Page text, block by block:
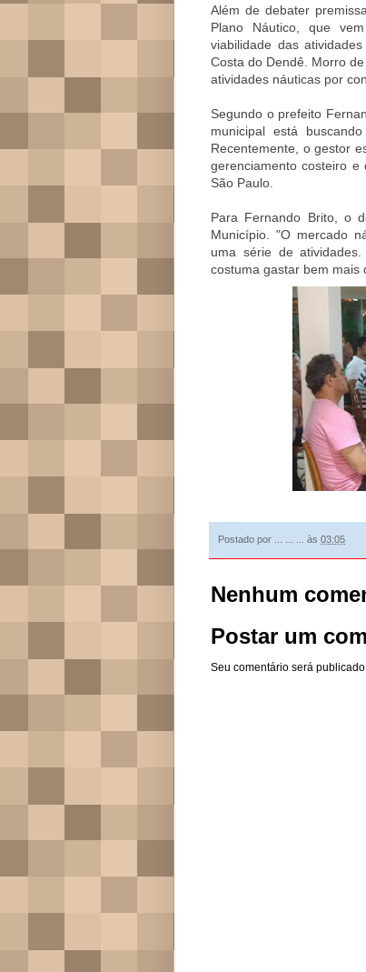
Além de debater
Plano Náutico, que
viabilidade das
Costa do Dendê. Morro
atividades náuticas por
Segundo o prefeito
municipal está
Recentemente, o gestor
gerenciamento costeiro
São Paulo.
Para Fernando Brito, o
Município. "O mercado
uma série de
costuma gastar bem mais
Postado por às 03:05
Nenhum
Postar um
Seu comentário será